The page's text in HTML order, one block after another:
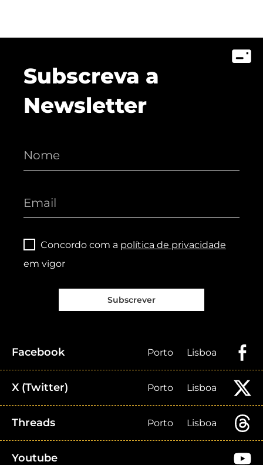
Subscreva a
Newsletter
Concordo com a política de privacidade
em vigor
Subscrever
Facebook Porto Lisboa
X (Twitter) Porto Lisboa
Threads Porto Lisboa
Youtube